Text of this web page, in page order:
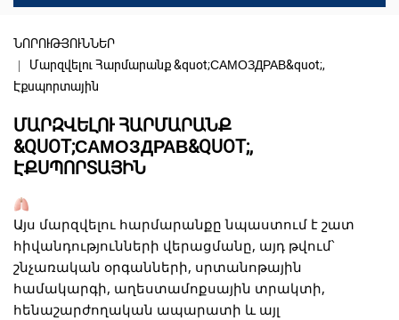
ՆՈՐՈՒԹՅՈՒՆՆԵՐ
Մարզվելու Հարմարանք &quot;САМОЗДРАВ&quot;,
Էքսպորտային
ՄԱՐԶՎԵԼՈՒ ՀԱՐՄԱՐԱՆՔ
&QUOT;САМОЗДРАВ&QUOT;,
ԷՔՍՊՈՐՏԱՅԻՆ
Այս մարզվելու հարմարանքը նպաստում է շատ
հիվանդությունների վերացմանը, այդ թվում՝
շնչառական օրգանների, սրտանոթային
համակարգի, աղեստամոքսային տրակտի,
հենաշարժողական ապարատի և այլ